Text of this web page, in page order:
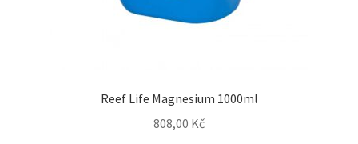
Reef Life Magnesium 1000ml
808,00 Kč